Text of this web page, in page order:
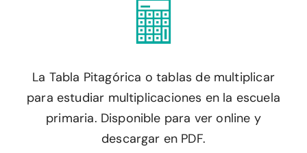
La Tabla Pitagórica o tablas de multiplicar
para estudiar multiplicaciones en la escuela
primaria. Disponible para ver online y
descargar en PDF.